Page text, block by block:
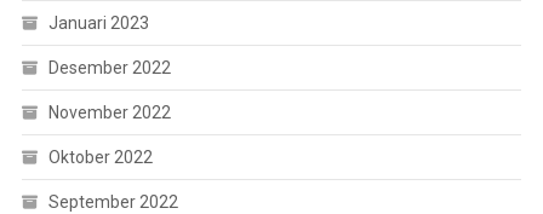
Januari 2023
Desember 2022
November 2022
Oktober 2022
September 2022